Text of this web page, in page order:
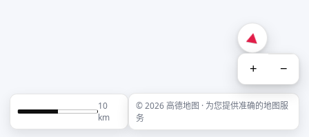
+ −
10
km
© 2026 高德地图 · 为您提供准确的地图服
务